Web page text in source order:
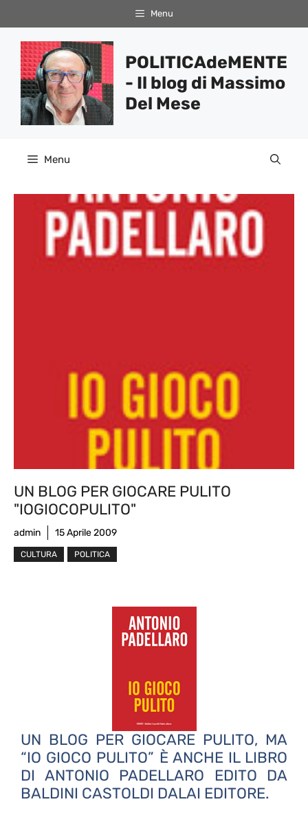
al
contenuto
Menu
POLITICAdeMENTE
- Il blog di Massimo
Del Mese
Menu
UN BLOG PER GIOCARE PULITO
"IOGIOCOPULITO"
admin 15 Aprile 2009
CULTURA POLITICA
UN BLOG PER GIOCARE PULITO, MA
“IO GIOCO PULITO” È ANCHE IL LIBRO
DI ANTONIO PADELLARO EDITO DA
BALDINI CASTOLDI DALAI EDITORE.